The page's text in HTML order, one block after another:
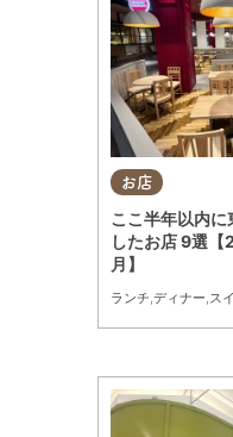
お店
ここ半年以内
したお店 9選
月】
ランチ,ディナー,ス